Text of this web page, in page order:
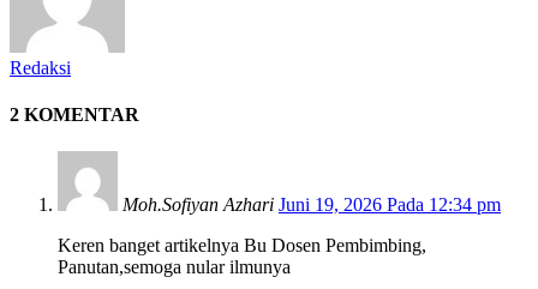
Redaksi
2 KOMENTAR
Moh.Sofiyan Azhari Juni 19, 2026 Pada 12:34 pm
Keren banget artikelnya Bu Dosen Pembimbing,
Panutan,semoga nular ilmunya